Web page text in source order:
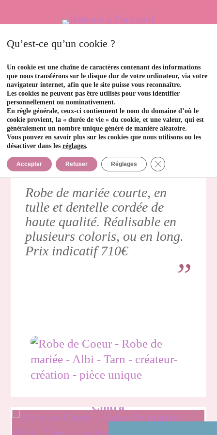
Lola
Robe de mariée courte, en
tulle et dentelle cordée de
haute qualité. Réalisable en
plusieurs coloris, ou en long.
Prix indicatif 710€
Cintra
Qu’est-ce qu’un cookie ?
Un cookie est une chaîne de caractères contenant des informations
que nous transférons sur le disque dur de votre ordinateur, via votre
navigateur internet, afin que le site puisse vous reconnaître.
Les cookies ne peuvent pas être utilisés pour vous identifier
personnellement ou nominativement.
En règle générale, ceux-ci contiennent le nom du domaine d’où le
cookie provient, la « durée de vie » du cookie, et une valeur, qui est
généralement un nombre unique généré de manière aléatoire.
Vous pouvez en savoir plus sur les cookies que nous utilisons ou les
désactiver dans les réglages.
Accepter Refuser Réglages Fermer la